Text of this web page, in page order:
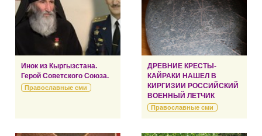
Инок из Кыргызстана.
Герой Советского Союза.
Православные сми
ДРЕВНИЕ КРЕСТЫ-
КАЙРАКИ НАШЕЛ В
КИРГИЗИИ РОССИЙСКИЙ
ВОЕННЫЙ ЛЕТЧИК
Православные сми